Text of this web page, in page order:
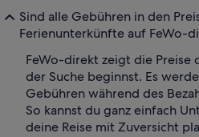
Sind alle Gebühren in den
Ferienunterkünfte auf FeWo-
FeWo-direkt zeigt die Preise
der Suche beginnst. Es
Gebühren während des
So kannst du ganz einfach
deine Reise mit Zuversicht